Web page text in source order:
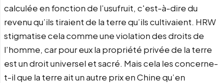
calculée en fonction de l’usufruit, c'est-à-dire du
revenu qu’ils tiraient de la terre qu’ils cultivaient. HRW
stigmatise cela comme une violation des droits de
l’homme, car pour eux la propriété privée de la terre
est un droit universel et sacré. Mais cela les concerne-
t-il que la terre ait un autre prix en Chine qu’en